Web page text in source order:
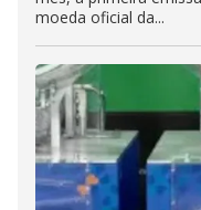
moeda oficial da...